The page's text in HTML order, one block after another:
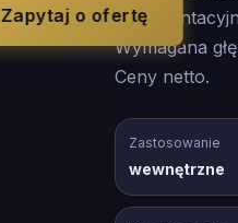
Zapytaj o ofertę
Wymagana
Ceny netto.
Zastosowanie
wewnętrzne